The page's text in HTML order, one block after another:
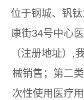
位于钢城、钒
康街34号中心
（注册地址）,
械销售；第二
次性使用医疗